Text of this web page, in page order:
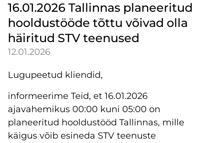
Internet
TV
Telefon
Turvateenused
Pood
Kontaktid
16.01.2026 Tallinnas planeeritud
hooldustööde tõttu võivad olla
häiritud STV teenused
12.01.2026
Lugupeetud kliendid,
informeerime Teid, et 16.01.2026
ajavahemikus 00:00 kuni 05:00 on
planeeritud hooldustööd Tallinnas, mille
käigus võib esineda STV teenuste